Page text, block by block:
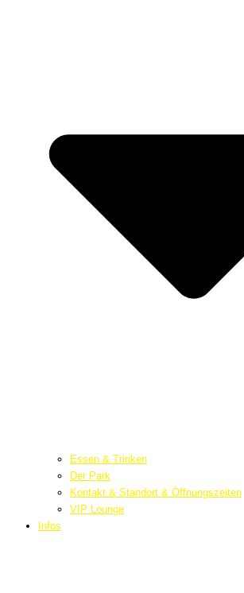
Essen & Trinken
Der Park
Kontakt & Standort & Öffnungszeiten
VIP Lounge
Infos